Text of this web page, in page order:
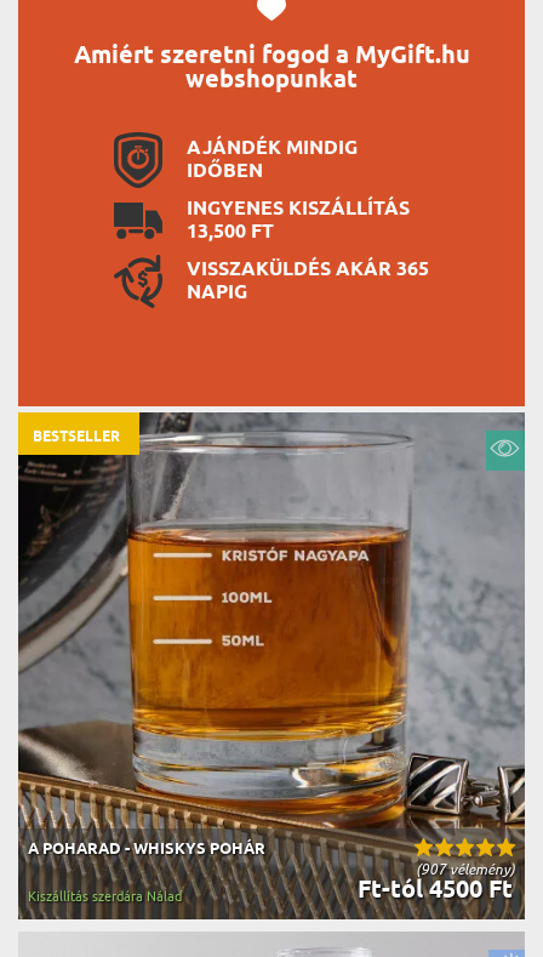
Amiért szeretni fogod a MyGift.hu
webshopunkat
AJÁNDÉK MINDIG
IDŐBEN
INGYENES KISZÁLLÍTÁS
13,500 FT
VISSZAKÜLDÉS AKÁR 365
NAPIG
(907 vélemény)
A POHARAD - WHISKYS POHÁR
Ft-tól 4500 Ft
Kiszállítás szerdára Nálad
BESTSELLER